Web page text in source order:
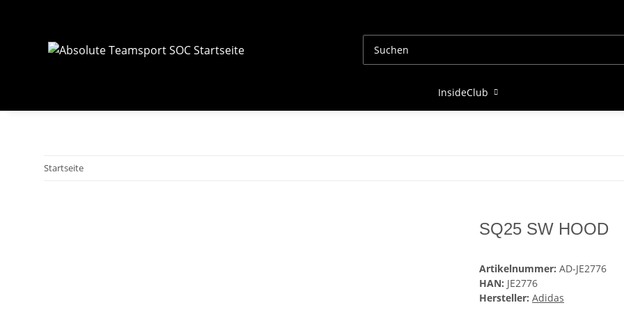
InsideClub
Startseite
SQ25 SW HOOD
Artikelnummer: AD-JE2776
HAN: JE2776
Hersteller: Adidas